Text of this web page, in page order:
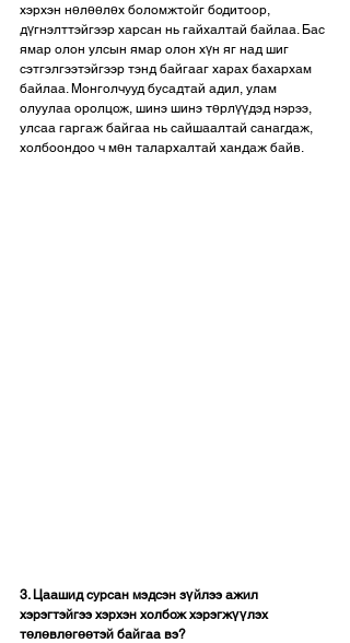
хэрхэн нөлөөлөх боломжтойг бодитоор,
дүгнэлттэйгээр харсан нь гайхалтай байлаа. Бас
ямар олон улсын ямар олон хүн яг над шиг
сэтгэлгээтэйгээр тэнд байгааг харах бахархам
байлаа. Монголчууд бусадтай адил, улам
олуулаа оролцож, шинэ шинэ төрлүүдэд нэрээ,
улсаа гаргаж байгаа нь сайшаалтай санагдаж,
холбоондоо ч мөн талархалтай хандаж байв.
3. Цаашид сурсан мэдсэн зүйлээ ажил
хэрэгтэйгээ хэрхэн холбож хэрэгжүүлэх
төлөвлөгөөтэй байгаа вэ?